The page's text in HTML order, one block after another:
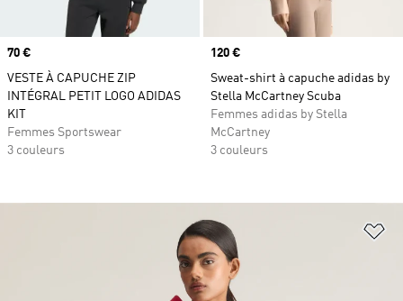
Prix
70 €
VESTE À CAPUCHE ZIP
INTÉGRAL PETIT LOGO ADIDAS
KIT
Femmes Sportswear
3 couleurs
Prix
120 €
Sweat-shirt à capuche adidas by
Stella McCartney Scuba
Femmes adidas by Stella
McCartney
3 couleurs